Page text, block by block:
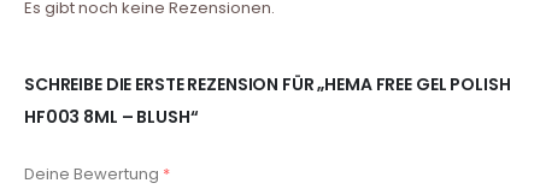
Es gibt noch keine Rezensionen.
SCHREIBE DIE ERSTE REZENSION FÜR „HEMA FREE GEL POLISH
HF003 8ML – BLUSH“
Deine Bewertung *